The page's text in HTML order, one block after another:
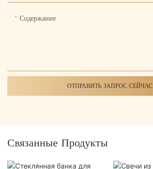
Содержание
ОТПРАВИТЬ ЗАПРОС СЕЙЧАС
Связанные Продукты